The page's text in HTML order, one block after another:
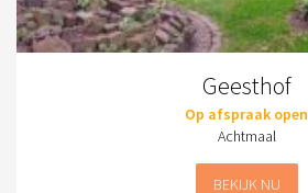
Geesthof
Op afspraak open
Achtmaal
BEKIJK NU